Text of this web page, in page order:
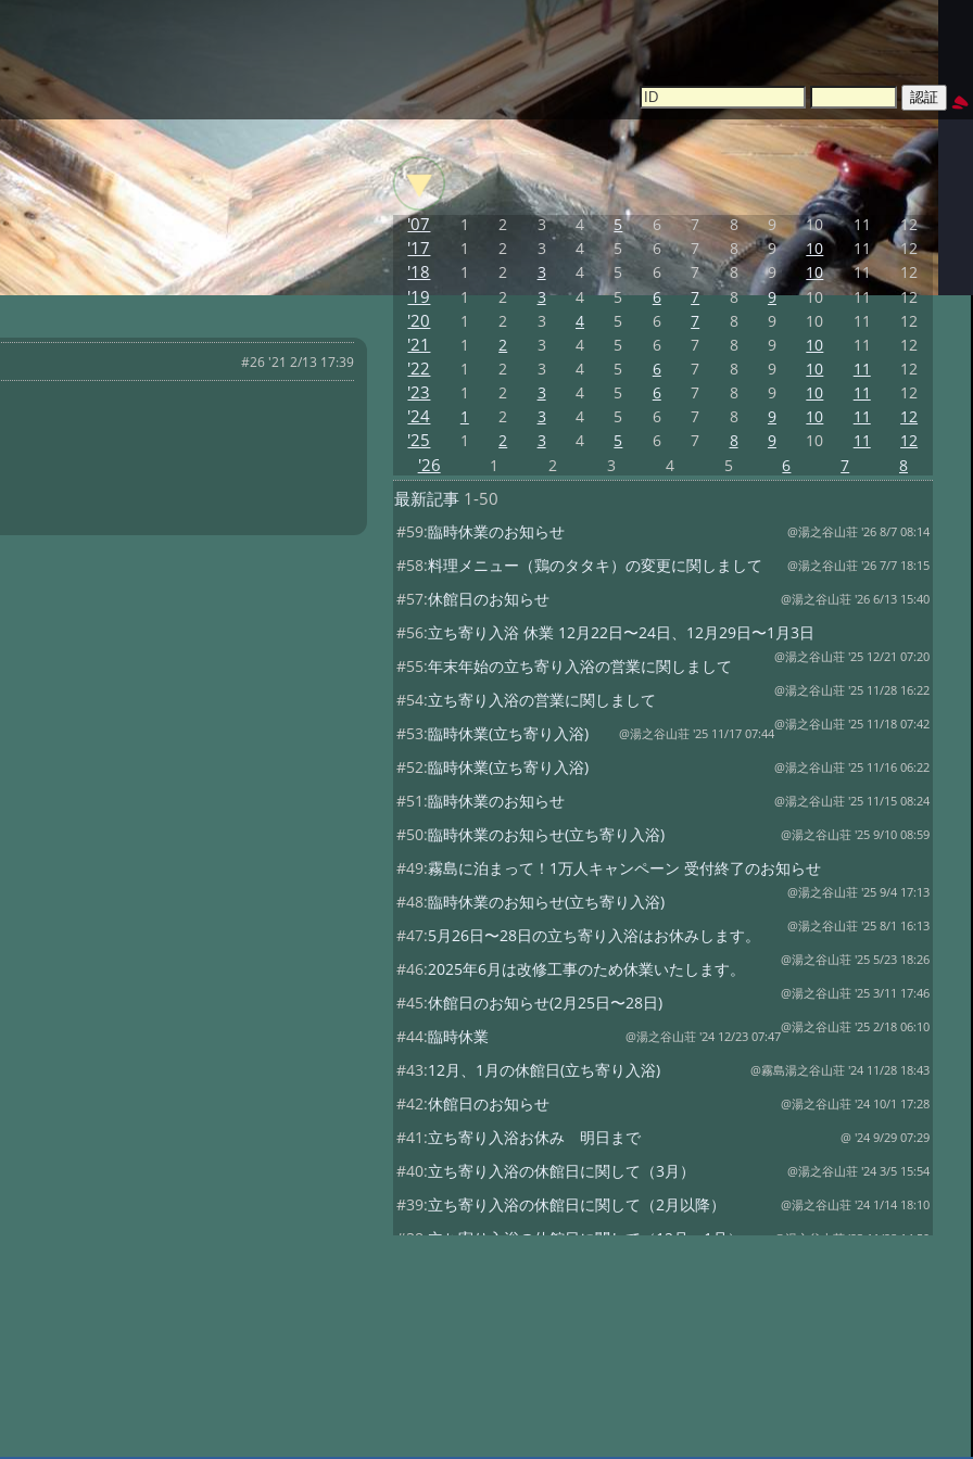
#26 '21 2/13 17:39
'07 1 2 3 4 5 6 7 8 9 10 11 12
'17 1 2 3 4 5 6 7 8 9 10 11 12
'18 1 2 3 4 5 6 7 8 9 10 11 12
'19 1 2 3 4 5 6 7 8 9 10 11 12
'20 1 2 3 4 5 6 7 8 9 10 11 12
'21 1 2 3 4 5 6 7 8 9 10 11 12
'22 1 2 3 4 5 6 7 8 9 10 11 12
'23 1 2 3 4 5 6 7 8 9 10 11 12
'24 1 2 3 4 5 6 7 8 9 10 11 12
'25 1 2 3 4 5 6 7 8 9 10 11 12
'26 1 2 3 4 5 6 7 8
最新記事1-50
#59:臨時休業のお知らせ @湯之谷山荘 '26 8/7 08:14
#58:料理メニュー（鶏のタタキ）の変更に関しまして @湯之谷山荘 '26 7/7 18:15
#57:休館日のお知らせ @湯之谷山荘 '26 6/13 15:40
#56:立ち寄り入浴 休業 12月22日〜24日、12月29日〜1月3日
@湯之谷山荘 '25 12/21 07:20
#55:年末年始の立ち寄り入浴の営業に関しまして
@湯之谷山荘 '25 11/28 16:22
#54:立ち寄り入浴の営業に関しまして
@湯之谷山荘 '25 11/18 07:42
#53:臨時休業(立ち寄り入浴) @湯之谷山荘 '25 11/17 07:44
#52:臨時休業(立ち寄り入浴) @湯之谷山荘 '25 11/16 06:22
#51:臨時休業のお知らせ @湯之谷山荘 '25 11/15 08:24
#50:臨時休業のお知らせ(立ち寄り入浴) @湯之谷山荘 '25 9/10 08:59
#49:霧島に泊まって！1万人キャンペーン 受付終了のお知らせ
@湯之谷山荘 '25 9/4 17:13
#48:臨時休業のお知らせ(立ち寄り入浴)
@湯之谷山荘 '25 8/1 16:13
#47:5月26日〜28日の立ち寄り入浴はお休みします。
@湯之谷山荘 '25 5/23 18:26
#46:2025年6月は改修工事のため休業いたします。
@湯之谷山荘 '25 3/11 17:46
#45:休館日のお知らせ(2月25日〜28日)
@湯之谷山荘 '25 2/18 06:10
#44:臨時休業 @湯之谷山荘 '24 12/23 07:47
#43:12月、1月の休館日(立ち寄り入浴) @霧島湯之谷山荘 '24 11/28 18:43
#42:休館日のお知らせ @湯之谷山荘 '24 10/1 17:28
#41:立ち寄り入浴お休み 明日まで @ '24 9/29 07:29
#40:立ち寄り入浴の休館日に関して（3月） @湯之谷山荘 '24 3/5 15:54
#39:立ち寄り入浴の休館日に関して（2月以降） @湯之谷山荘 '24 1/14 18:10
#38:立ち寄り入浴の休館日に関して（12月、1月） @湯之谷山荘 '23 11/28 14:59